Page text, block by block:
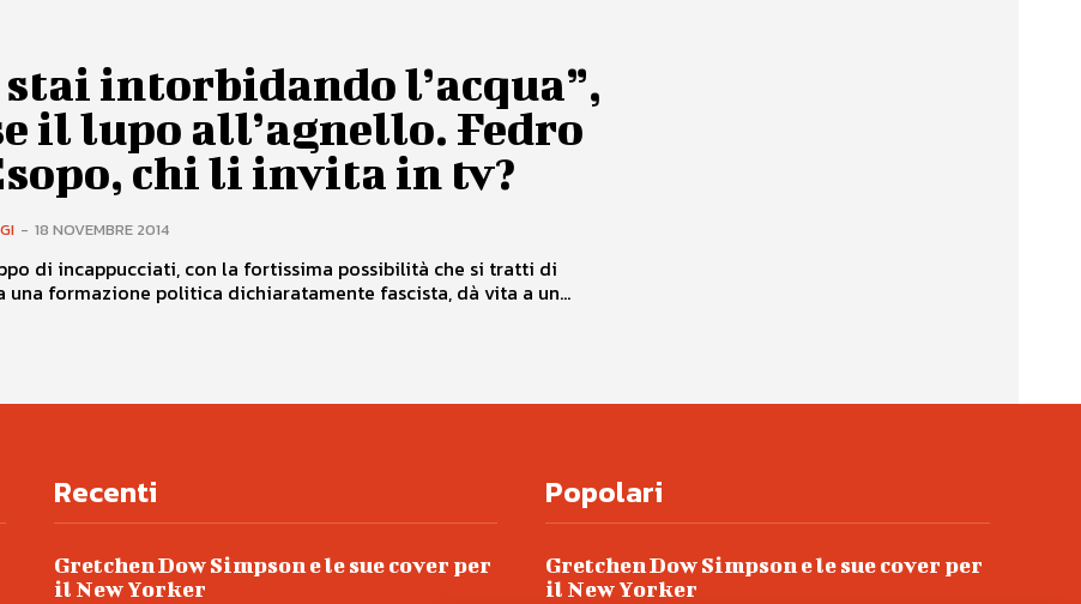
intorbidando l’acqua”,
il lupo all’agnello. Fedro
chi li invita in tv?
- 18 NOVEMBRE 2014
di incappucciati, con la fortissima possibilità che si tratti di
una formazione politica dichiaratamente fascista, dà vita a un...
Recenti
Gretchen Dow Simpson e le sue cover per
il New Yorker
Popolari
Gretchen Dow Simpson e le sue cover per
il New Yorker